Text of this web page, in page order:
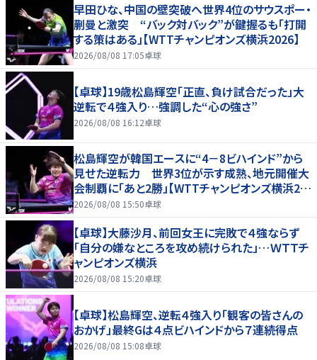
早田ひな、中国の壁突破へ世界4位のサウスポー・
蒯曼と激突 “バック対バック”が鍵握るも「打開
する策はある」【WTTチャンピオンズ横浜2026】
2026/08/08 17:05卓球
【卓球】19歳松島輝空「正直、負け試合だった」大
逆転で４強入り…強調した“心の強さ”
2026/08/08 16:12卓球
松島輝空が韓国エースに“4－8ビハインド”から
見せた逆転力 世界3位が示す成熟、地元開催大
会制覇に「あと2勝」【WTTチャンピオンズ横浜20
26】
2026/08/08 15:50卓球
【卓球】大藤沙月、前回女王に完敗で４強ならず
「自分の嫌なところを攻め続けられた」…ＷＴＴチ
ャンピオンズ横浜
2026/08/08 15:20卓球
【卓球】松島輝空、逆転４強入り「観客の皆さんの
おかげ」最終Gは４点ビハインドから７連続得点
2026/08/08 15:08卓球